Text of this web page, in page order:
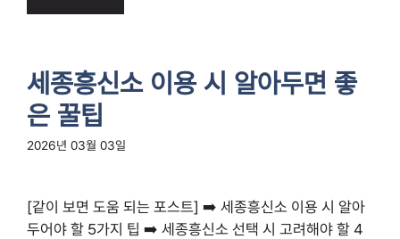
세종흥신소 이용 시 알아두면 좋
은 꿀팁
2026년 03월 03일
[같이 보면 도움 되는 포스트] ➡️ 세종흥신소 이용 시 알아
두어야 할 5가지 팁 ➡️ 세종흥신소 선택 시 고려해야 할 4